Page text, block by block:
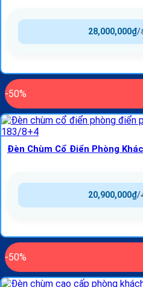
/
28,000,000₫
-50%
Đèn Chùm Cổ Điển Phòng
/
20,900,000₫
-50%